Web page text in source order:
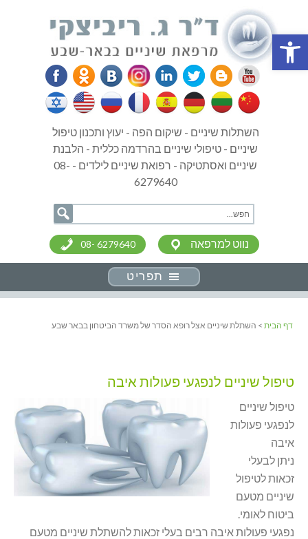
פתח סרגל נגישות
השתלות שיניים - שיקום הפה - יעוץ ותכנון טיפול
שיניים - טיפולי שיניים בהרדמה כללית - הלבנת
שיניים ואסתטיקה - רפואת שיניים לילדים - 08-
6279640
08- 6279640 נווט למרפאה
תפריט
דף הבית > השתלת שיניים אצל רופא הסדר של משרד הביטחון בבאר שבע
טיפול שיניים לנפגעי פעולות איבה
טיפול שיניים
לנפגעי פעולות
איבה
ניתן לבעלי
זכאות לטיפול
שיניים מטעם
ביטוח לאומי.
נפגעי פעולות איבה רבים בעלי זכאות להשתלת שיניים מטעם